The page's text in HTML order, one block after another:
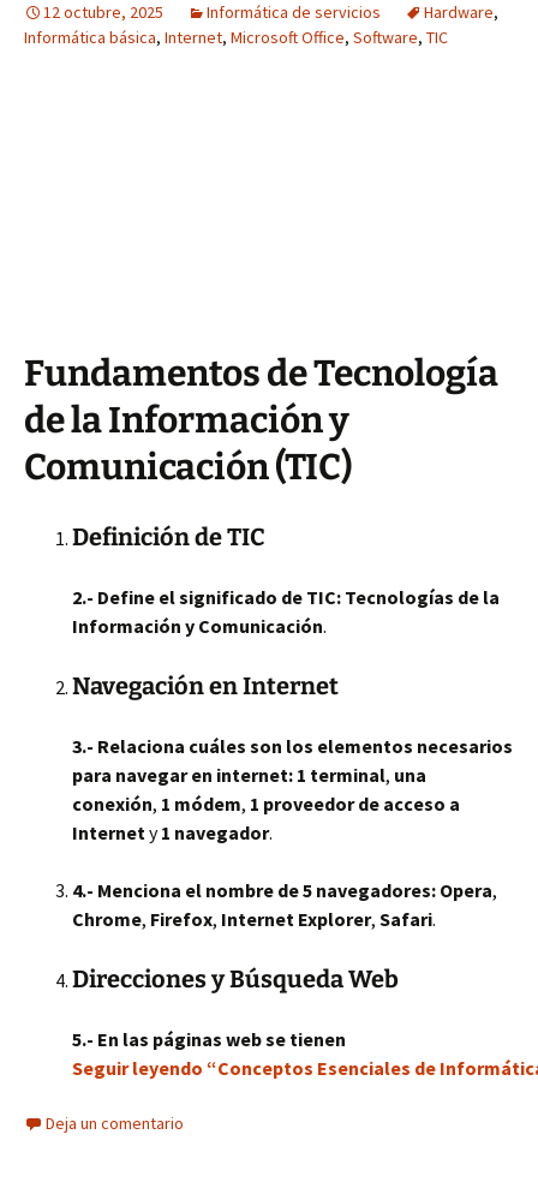
12 octubre, 2025 Informática de servicios Hardware,
Informática básica, Internet, Microsoft Office, Software, TIC
Fundamentos de Tecnología
de la Información y
Comunicación (TIC)
Definición de TIC
2.- Define el significado de TIC: Tecnologías de la
Información y Comunicación.
Navegación en Internet
3.- Relaciona cuáles son los elementos necesarios
para navegar en internet: 1 terminal, una
conexión, 1 módem, 1 proveedor de acceso a
Internety1 navegador.
4.- Menciona el nombre de 5 navegadores: Opera,
Chrome, Firefox, Internet Explorer, Safari.
Direcciones y Búsqueda Web
5.- En las páginas web se tienen
Seguir leyendo “Conceptos Esenciales de
Deja un comentario